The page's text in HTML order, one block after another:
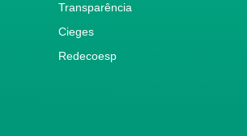
Transparência
Cieges
Redecoesp